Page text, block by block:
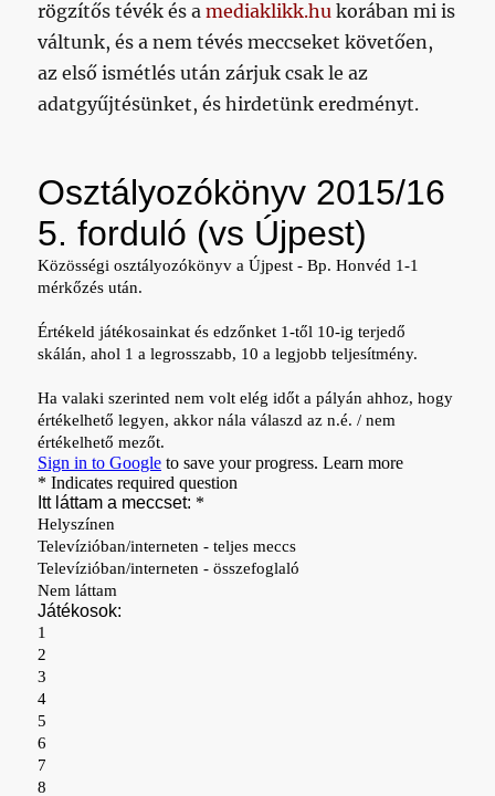
rögzítős tévék és amediaklikk.hu korában mi is
váltunk, és a nem tévés meccseket követően,
az első ismétlés után zárjuk csak le az
adatgyűjtésünket, és hirdetünk eredményt.